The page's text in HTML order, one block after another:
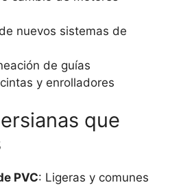
nuevos sistemas de
de guías
y enrolladores
que
PVC: Ligeras y comunes